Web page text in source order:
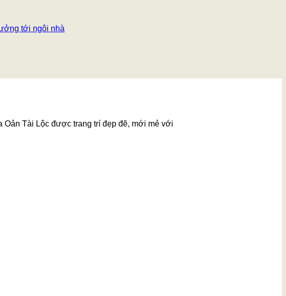
tới ngôi nhà
Oản Tài Lộc được trang trí đẹp đẽ, mới mẻ với